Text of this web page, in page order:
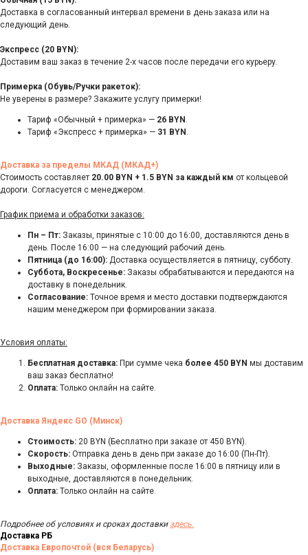
Доставка в согласованный интервал времени в день заказа или на
следующий день.
Экспресс (20 BYN):
Доставим ваш заказ в течение 2-х часов после передачи его курьеру.
Примерка (Обувь/Ручки ракеток):
Не уверены в размере? Закажите услугу примерки!
Тариф «Обычный + примерка» — 26 BYN .
Тариф «Экспресс + примерка» — 31 BYN .
Доставка за пределы МКАД (МКАД+)
Стоимость составляет 20.00 BYN + 1.5 BYN за каждый км от кольцевой
дороги. Согласуется с менеджером.
График приема и обработки заказов:
Пн – Пт: Заказы, принятые с 10:00 до 16:00, доставляются день в
день. После 16:00 — на следующий рабочий день.
Пятница (до 16:00): Доставка осуществляется в пятницу, субботу.
Суббота, Воскресенье: Заказы обрабатываются и передаются на
доставку в понедельник.
Согласование: Точное время и место доставки подтверждаются
нашим менеджером при формировании заказа.
Условия оплаты:
Бесплатная доставка: При сумме чека более 450 BYN мы доставим
ваш заказ бесплатно!
Оплата: Только онлайн на сайте.
Доставка Яндекс GO (Минск)
Стоимость: 20 BYN (Бесплатно при заказе от 450 BYN).
Скорость: Отправка день в день при заказе до 16:00 (Пн-Пт).
Выходные: Заказы, оформленные после 16:00 в пятницу или в
выходные, доставляются в понедельник.
Оплата: Только онлайн на сайте.
Подробнее об условиях и сроках доставки здесь.
Доставка РБ
Доставка Европочтой (вся Беларусь)